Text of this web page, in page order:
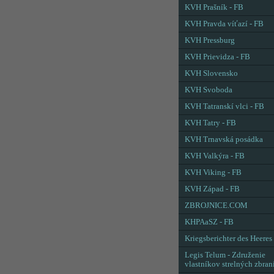
KVH Prašník - FB
KVH Pravda víťazí - FB
KVH Pressburg
KVH Prievidza - FB
KVH Slovensko
KVH Svoboda
KVH Tatranskí vlci - FB
KVH Tatry - FB
KVH Trnavská posádka
KVH Valkýra - FB
KVH Viking - FB
KVH Západ - FB
ZBROJNICE.COM
KHPAaSZ - FB
Kriegsberichter des Heeres
Legis Telum - Združenie
vlastníkov strelných